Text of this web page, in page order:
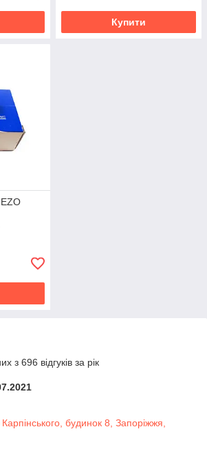
Купити
з 696 відгуків за рік
будинок 8, Запоріжжя,